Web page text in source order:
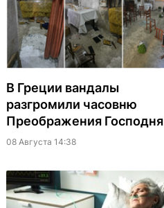
В Греции вандалы
разгромили часовню
Преображения Господня
08 Августа 14:38